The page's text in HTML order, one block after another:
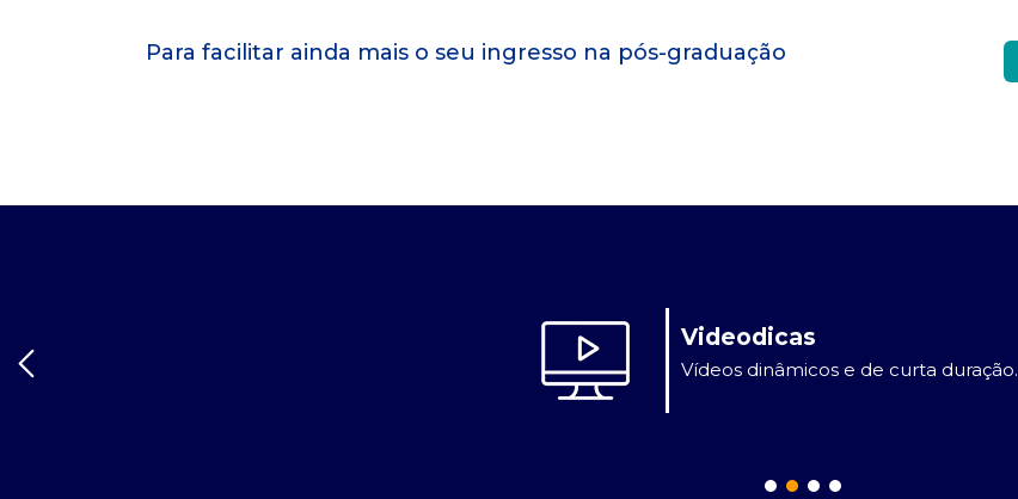
Para facilitar ainda mais o seu ingresso na pós-graduação
Videodicas
Vídeos dinâmicos e de curta duração.